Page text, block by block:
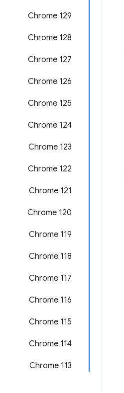
Chrome 129
‫Chrome 128
Chrome 127
Chrome 126
‫Chrome 125
Chrome 124
Chrome 123
Chrome 122
Chrome 121
Chrome 120
Chrome 119
Chrome 118
Chrome 117
Chrome 116
Chrome 115
Chrome 114
Chrome 113